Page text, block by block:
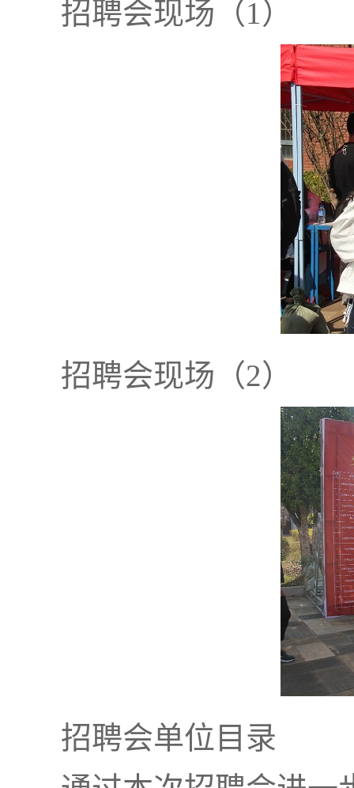
招聘会现场（1）
招聘会现场（2）
招聘会单位目录